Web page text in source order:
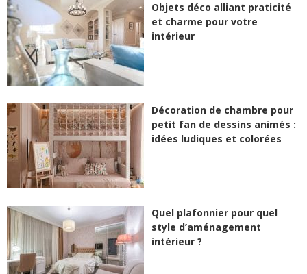
Objets déco alliant praticité
et charme pour votre
intérieur
Décoration de chambre pour
petit fan de dessins animés :
idées ludiques et colorées
Quel plafonnier pour quel
style d’aménagement
intérieur ?